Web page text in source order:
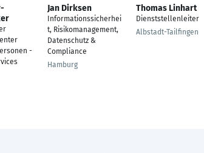
-
Jan Dirksen
Informationssicherhei
t, Risikomanagement,
Datenschutz &
Compliance
Hamburg
Thomas Linhart
Dienststellenleiter
Albstadt-Tailfingen